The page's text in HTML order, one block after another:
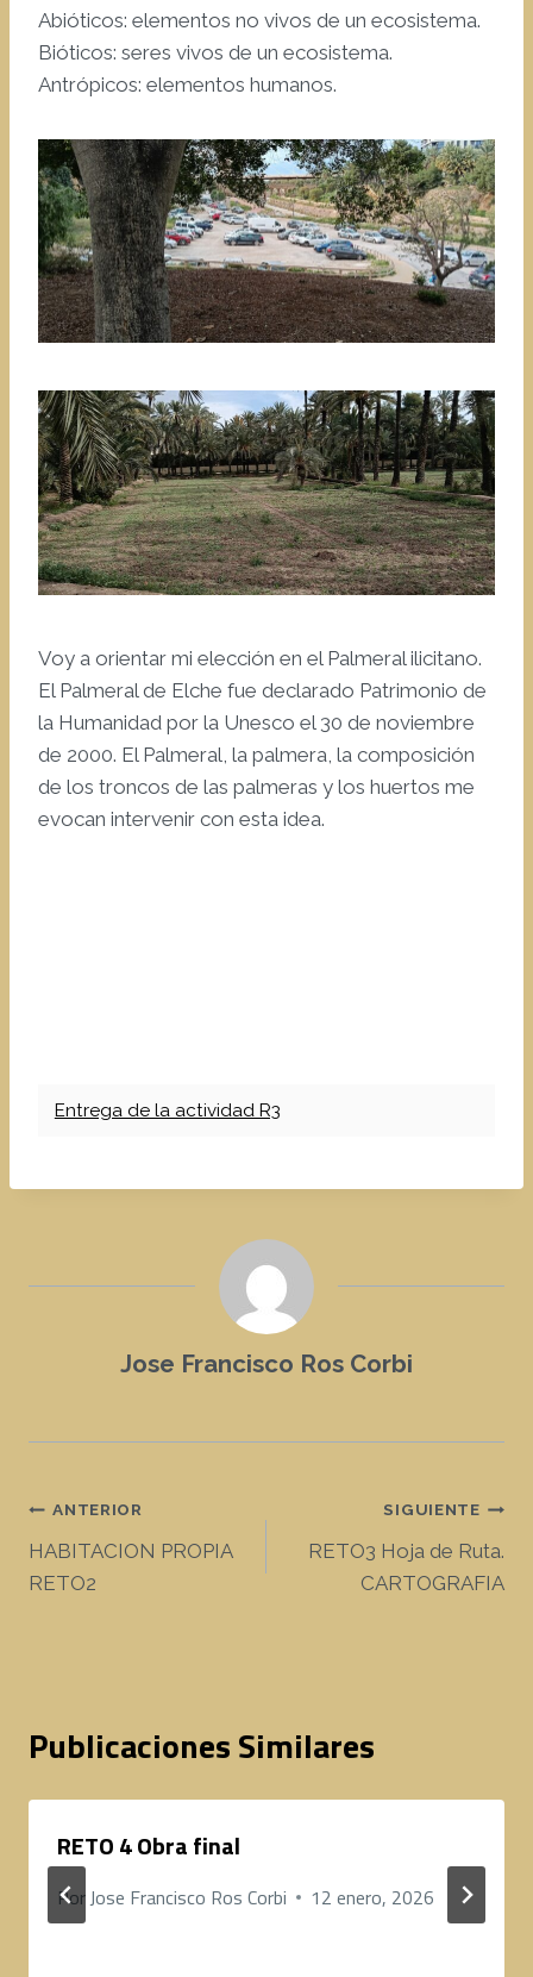
Abióticos: elementos no vivos de un ecosistema.
Bióticos: seres vivos de un ecosistema.
Antrópicos: elementos humanos.
Voy a orientar mi elección en el Palmeral ilicitano.
El Palmeral de Elche fue declarado Patrimonio de
la Humanidad por la Unesco el 30 de noviembre
de 2000. El Palmeral, la palmera, la composición
de los troncos de las palmeras y los huertos me
evocan intervenir con esta idea.
Entrega de la actividad R3
Jose Francisco Ros Corbi
Navegación
de
ANTERIOR
HABITACION PROPIA
RETO2
SIGUIENTE
RETO3 Hoja de Ruta.
CARTOGRAFIA
Publicaciones Similares
RETO 4 Obra final
PorJose Francisco Ros Corbi 12 enero, 2026